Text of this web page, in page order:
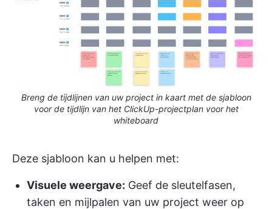
Breng de tijdlijnen van uw project in kaart met de sjabloon
voor de tijdlijn van het ClickUp-projectplan voor het
whiteboard
Deze sjabloon kan u helpen met:
Visuele weergave: Geef de sleutelfasen,
taken en mijlpalen van uw project weer op